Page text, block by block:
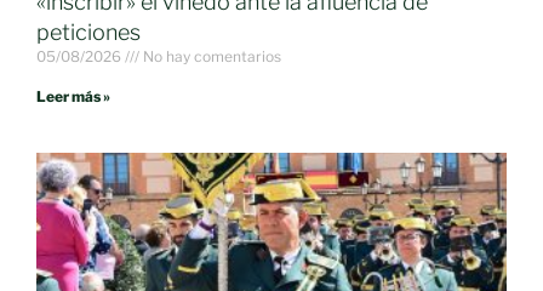
peticiones
05/08/2026 No hay comentarios
Leer más »